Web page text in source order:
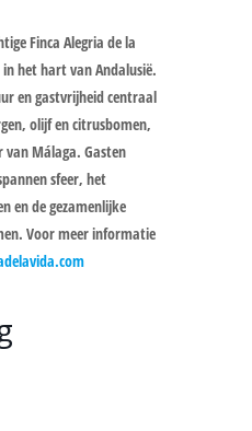
Finca Alegria de la
het hart van Andalusië.
en gastvrijheid centraal
olijf en citrusbomen,
van Málaga. Gasten
sfeer, het
en de gezamenlijke
Voor meer informatie